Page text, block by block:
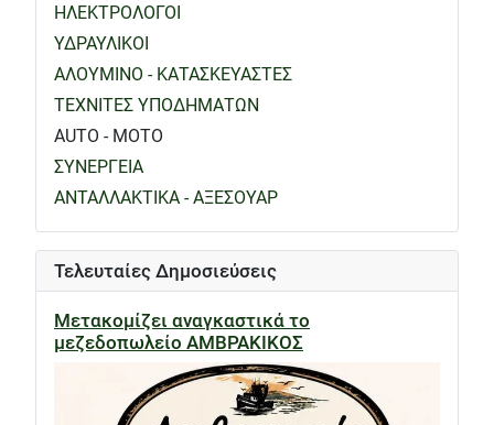
ΗΛΕΚΤΡΟΛΟΓΟΙ
ΥΔΡΑΥΛΙΚΟΙ
ΑΛΟΥΜΙΝΟ - ΚΑΤΑΣΚΕΥΑΣΤΕΣ
ΤΕΧΝΙΤΕΣ ΥΠΟΔΗΜΑΤΩΝ
AUTO - MOTO
ΣΥΝΕΡΓΕΙΑ
ΑΝΤΑΛΛΑΚΤΙΚΑ - ΑΞΕΣΟΥΑΡ
Τελευταίες Δημοσιεύσεις
Μετακομίζει αναγκαστικά το
μεζεδοπωλείο ΑΜΒΡΑΚΙΚΟΣ